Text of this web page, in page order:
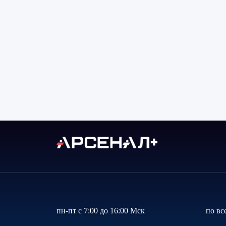
пн-пт с 7:00 до 16:00 Мск по